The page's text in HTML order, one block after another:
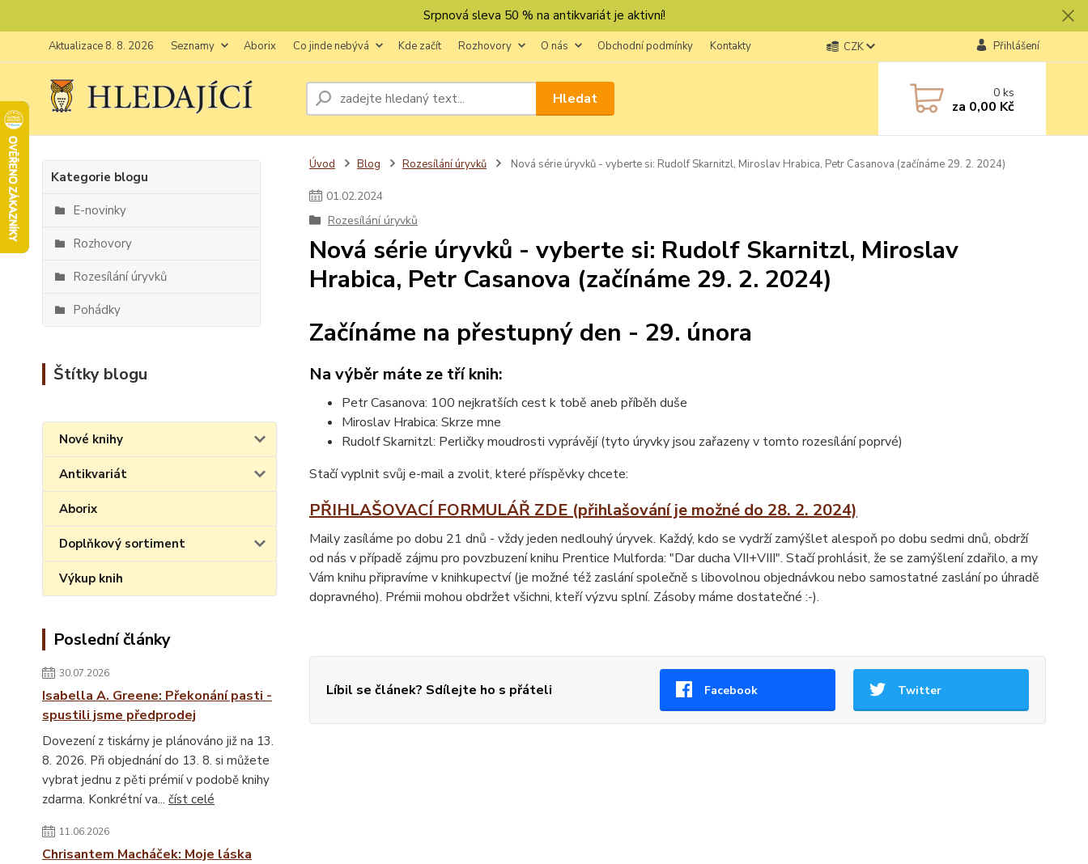
Srpnová sleva 50 % na antikvariát je aktivní!
Aktualizace 8. 8. 2026 Seznamy Aborix Co jinde nebývá Kde začít Rozhovory O nás Obchodní podmínky Kontakty CZK Přihlášení
Hledat 0ks
za 0,00 Kč
Kategorie blogu
E-novinky
Rozhovory
Rozesílání úryvků
Pohádky
Štítky blogu
Nové knihy
Antikvariát
Aborix
Doplňkový sortiment
Výkup knih
Poslední články
30.07.2026
Isabella A. Greene: Překonání pasti -
spustili jsme předprodej
Dovezení z tiskárny je plánováno již na 13.
8. 2026. Při objednání do 13. 8. si můžete
vybrat jednu z pěti prémií v podobě knihy
zdarma. Konkrétní va... číst celé
11.06.2026
Chrisantem Macháček: Moje láska
Úvod Blog Rozesílání úryvků Nová série úryvků - vyberte si: Rudolf Skarnitzl, Miroslav Hrabica, Petr Casanova (začínáme 29. 2. 2024)
01.02.2024
Rozesílání úryvků
Nová série úryvků - vyberte si: Rudolf Skarnitzl, Miroslav
Hrabica, Petr Casanova (začínáme 29. 2. 2024)
Začínáme na přestupný den - 29. února
Na výběr máte ze tří knih:
Petr Casanova: 100 nejkratších cest k tobě aneb příběh duše
Miroslav Hrabica: Skrze mne
Rudolf Skarnitzl: Perličky moudrosti vyprávějí (tyto úryvky jsou zařazeny v tomto rozesílání poprvé)
Stačí vyplnit svůj e-mail a zvolit, které příspěvky chcete:
PŘIHLAŠOVACÍ FORMULÁŘ ZDE (přihlašování je možné do 28. 2. 2024)
Maily zasíláme po dobu 21 dnů - vždy jeden nedlouhý úryvek. Každý, kdo se vydrží zamýšlet alespoň po dobu sedmi dnů, obdrží
od nás v případě zájmu pro povzbuzení knihu Prentice Mulforda: "Dar ducha VII+VIII". Stačí prohlásit, že se zamýšlení zdařilo, a my
Vám knihu připravíme v knihkupectví (je možné též zaslání společně s libovolnou objednávkou nebo samostatné zaslání po úhradě
dopravného). Prémii mohou obdržet všichni, kteří výzvu splní. Zásoby máme dostatečné :-).
Líbil se článek? Sdílejte ho s přáteli Facebook Twitter